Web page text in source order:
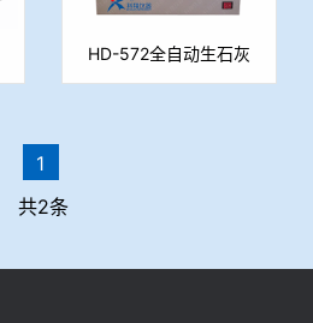
HD-572全自动生石灰
活性测定仪
1
共2条